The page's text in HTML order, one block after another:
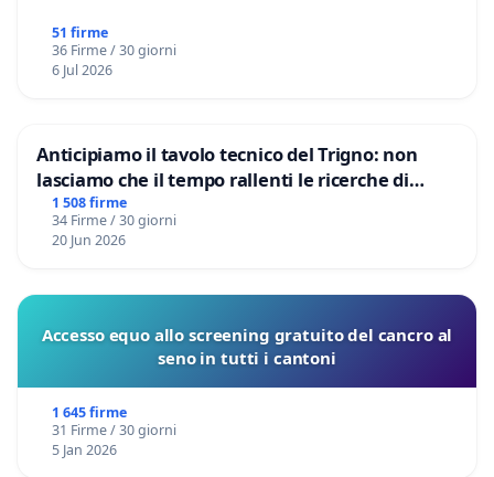
51 firme
36 Firme / 30 giorni
6 Jul 2026
Anticipiamo il tavolo tecnico del Trigno: non
lasciamo che il tempo rallenti le ricerche di
Domenico Racanati
1 508 firme
34 Firme / 30 giorni
20 Jun 2026
Accesso equo allo screening gratuito del cancro al
seno in tutti i cantoni
1 645 firme
31 Firme / 30 giorni
5 Jan 2026